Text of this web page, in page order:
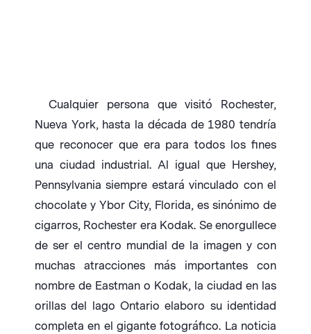
Cualquier persona que visitó Rochester,
Nueva York, hasta la década de 1980 tendría
que reconocer que era para todos los fines
una ciudad industrial. Al igual que Hershey,
Pennsylvania siempre estará vinculado con el
chocolate y Ybor City, Florida, es sinónimo de
cigarros, Rochester era Kodak. Se enorgullece
de ser el centro mundial de la imagen y con
muchas atracciones más importantes con
nombre de Eastman o Kodak, la ciudad en las
orillas del lago Ontario elaboro su identidad
completa en el gigante fotográfico. La noticia